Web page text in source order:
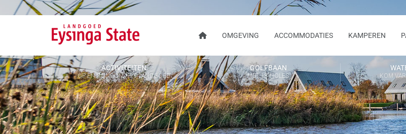
OMGEVING ACCOMMODATIES KAMPEREN
ACTIVITEITEN
OP EN RONDOM HET LANDGOED
GOLFBAAN
MET 18 HOLES KOM